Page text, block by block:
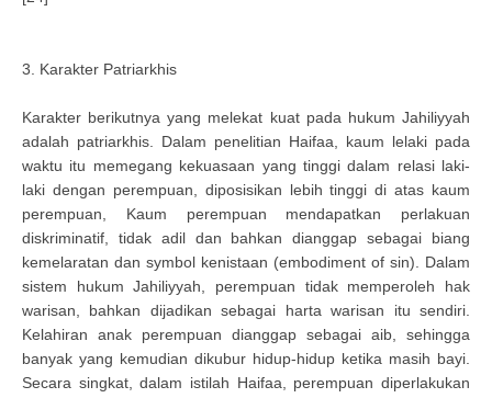
3. Karakter Patriarkhis
Karakter berikutnya yang melekat kuat pada hukum Jahiliyyah
adalah patriarkhis. Dalam penelitian Haifaa, kaum lelaki pada
waktu itu memegang kekuasaan yang tinggi dalam relasi laki-
laki dengan perempuan, diposisikan lebih tinggi di atas kaum
perempuan, Kaum perempuan mendapatkan perlakuan
diskriminatif, tidak adil dan bahkan dianggap sebagai biang
kemelaratan dan symbol kenistaan (embodiment of sin). Dalam
sistem hukum Jahiliyyah, perempuan tidak memperoleh hak
warisan, bahkan dijadikan sebagai harta warisan itu sendiri.
Kelahiran anak perempuan dianggap sebagai aib, sehingga
banyak yang kemudian dikubur hidup-hidup ketika masih bayi.
Secara singkat, dalam istilah Haifaa, perempuan diperlakukan